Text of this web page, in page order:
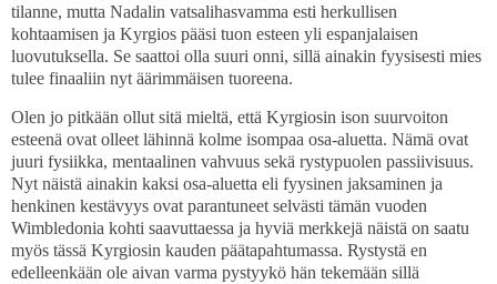
tilanne, mutta Nadalin vatsalihasvamma esti herkullisen
kohtaamisen ja Kyrgios pääsi tuon esteen yli espanjalaisen
luovutuksella. Se saattoi olla suuri onni, sillä ainakin fyysisesti mies
tulee finaaliin nyt äärimmäisen tuoreena.
Olen jo pitkään ollut sitä mieltä, että Kyrgiosin ison suurvoiton
esteenä ovat olleet lähinnä kolme isompaa osa-aluetta. Nämä ovat
juuri fysiikka, mentaalinen vahvuus sekä rystypuolen passiivisuus.
Nyt näistä ainakin kaksi osa-aluetta eli fyysinen jaksaminen ja
henkinen kestävyys ovat parantuneet selvästi tämän vuoden
Wimbledonia kohti saavuttaessa ja hyviä merkkejä näistä on saatu
myös tässä Kyrgiosin kauden päätapahtumassa. Rystystä en
edelleenkään ole aivan varma pystyykö hän tekemään sillä